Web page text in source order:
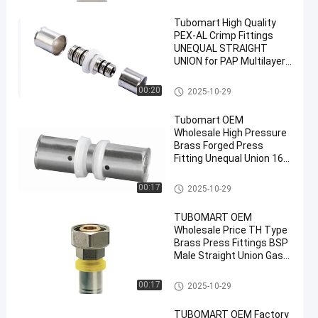
00:20
Tubomart High Quality
PEX-AL Crimp Fittings
UNEQUAL STRAIGHT
UNION for PAP Multilayer
with CE/ISO
Vervaardiging uit produkten va
n de posten 8521 tot 8528
2025-10-29
00:17
Tubomart OEM
Wholesale High Pressure
Brass Forged Press
Fitting Unequal Union 16-
PEX/PERT Pipe
Vervaardiging uit produkten va
n de posten 8521 tot 8528
2025-10-29
00:17
TUBOMART OEM
Wholesale Price TH Type
Brass Press Fittings BSP
Male Straight Union Gas
Vervaardiging uit produkten va
n de posten 8521 tot 8528
2025-10-29
TUBOMART OEM Factory